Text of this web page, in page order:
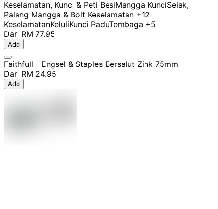
Keselamatan, Kunci & Peti BesiMangga KunciSelak,
Palang Mangga & Bolt Keselamatan +12
KeselamatanKeluliKunci PaduTembaga +5
Dari RM 77.95
Add
Faithfull - Engsel & Staples Bersalut Zink 75mm
Dari RM 24.95
Add